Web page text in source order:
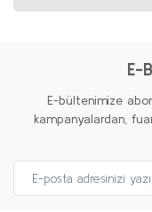
E-
E-bültenimize
kampanyalardan,